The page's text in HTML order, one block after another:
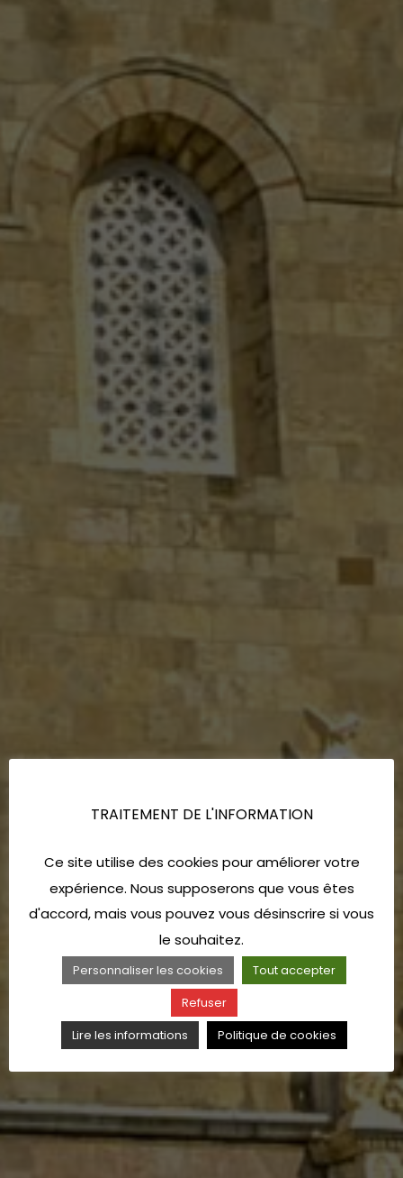
TRAITEMENT DE L'INFORMATION
Ce site utilise des cookies pour améliorer votre
expérience. Nous supposerons que vous êtes
d'accord, mais vous pouvez vous désinscrire si vous
le souhaitez.
Personnaliser les cookies
Tout accepter
Refuser
Lire les informations
Politique de cookies